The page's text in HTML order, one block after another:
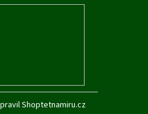
Shoptetnamiru.cz